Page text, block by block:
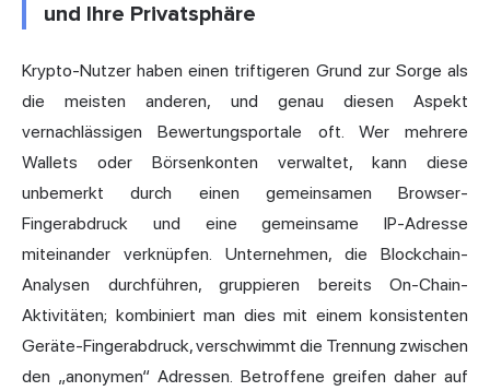
und Ihre Privatsphäre
Krypto-Nutzer haben einen triftigeren Grund zur Sorge als
die meisten anderen, und genau diesen Aspekt
vernachlässigen Bewertungsportale oft. Wer mehrere
Wallets oder Börsenkonten verwaltet, kann diese
unbemerkt durch einen gemeinsamen Browser-
Fingerabdruck und eine gemeinsame IP-Adresse
miteinander verknüpfen. Unternehmen, die Blockchain-
Analysen durchführen, gruppieren bereits On-Chain-
Aktivitäten; kombiniert man dies mit einem konsistenten
Geräte-Fingerabdruck, verschwimmt die Trennung zwischen
den „anonymen“ Adressen. Betroffene greifen daher auf